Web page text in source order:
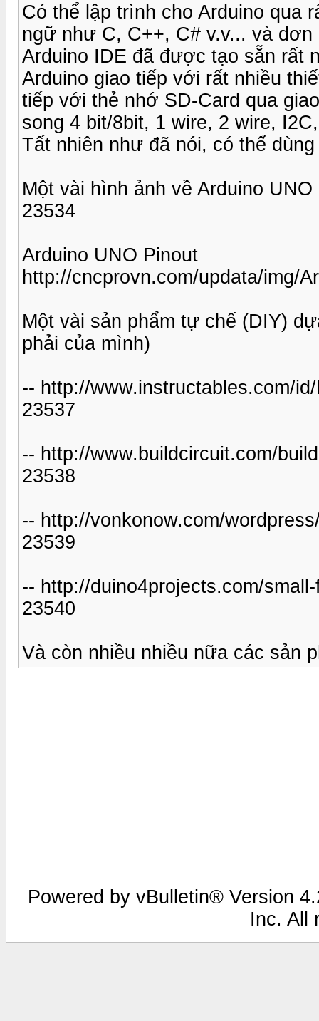
Có thể lập trình cho Arduino qua
ngữ như C, C++, C# v.v... và
Arduino IDE đã được tạo sẵn rất
Arduino giao tiếp với rất nhiều
tiếp với thẻ nhớ SD-Card qua
song 4 bit/8bit, 1 wire, 2 wire,
Tất nhiên như đã nói, có thể
Một vài hình ảnh về Arduino UNO
23534
Arduino UNO Pinout
http://cncprovn.com/updata/img/
Một vài sản phẩm tự chế (DIY)
phải của mình)
-- http://www.instructables.com/
23537
-- http://www.buildcircuit.com/
23538
-- http://vonkonow.com/
23539
-- http://duino4projects.com/
23540
Và còn nhiều nhiều nữa các sản
Powered by vBulletin® Version
Inc. All